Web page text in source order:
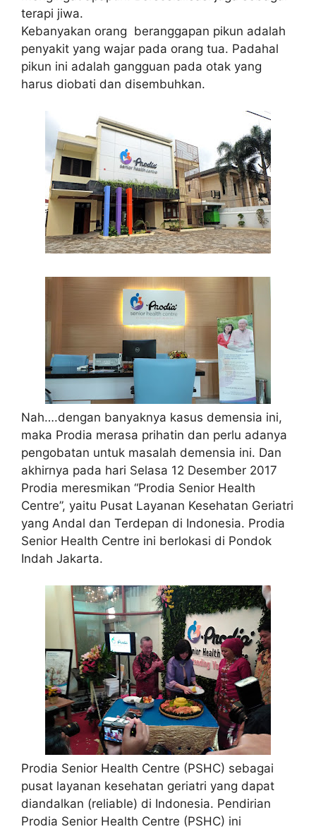
terapi jiwa.
Kebanyakan orang beranggapan pikun adalah
penyakit yang wajar pada orang tua. Padahal
pikun ini adalah gangguan pada otak yang
harus diobati dan disembuhkan.
Nah….dengan banyaknya kasus demensia ini,
maka Prodia merasa prihatin dan perlu adanya
pengobatan untuk masalah demensia ini. Dan
akhirnya pada hari Selasa 12 Desember 2017
Prodia meresmikan “Prodia Senior Health
Centre”, yaitu Pusat Layanan Kesehatan Geriatri
yang Andal dan Terdepan di Indonesia. Prodia
Senior Health Centre ini berlokasi di Pondok
Indah Jakarta.
Prodia Senior Health Centre (PSHC) sebagai
pusat layanan kesehatan geriatri yang dapat
diandalkan (reliable) di Indonesia. Pendirian
Prodia Senior Health Centre (PSHC) ini